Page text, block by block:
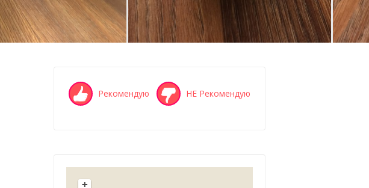
Рекомендую НЕ Рекомендую
+